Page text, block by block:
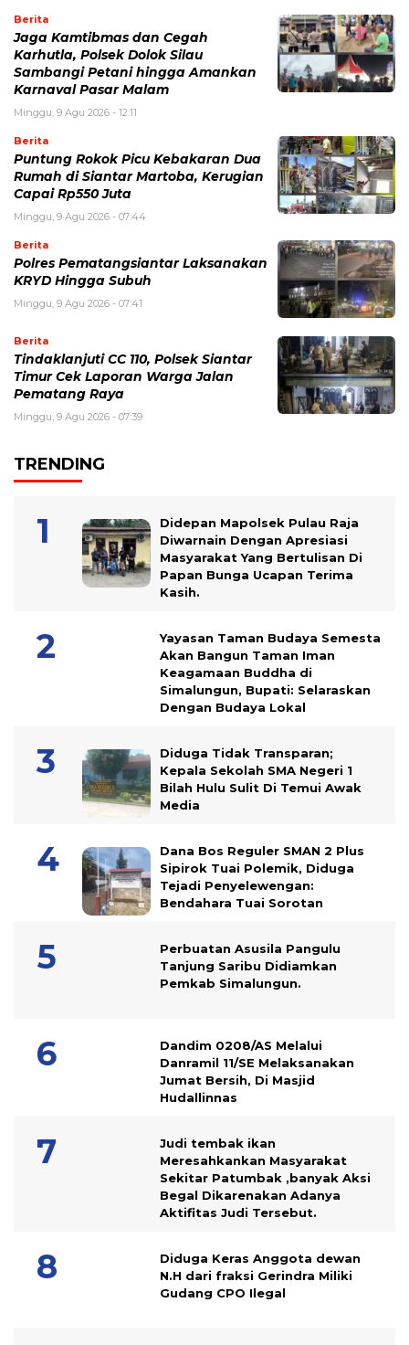
Berita
Jaga Kamtibmas dan Cegah
Karhutla, Polsek Dolok Silau
Sambangi Petani hingga Amankan
Karnaval Pasar Malam
Minggu, 9 Agu 2026 - 12:11
Berita
Puntung Rokok Picu Kebakaran Dua
Rumah di Siantar Martoba, Kerugian
Capai Rp550 Juta
Minggu, 9 Agu 2026 - 07:44
Berita
Polres Pematangsiantar Laksanakan
KRYD Hingga Subuh
Minggu, 9 Agu 2026 - 07:41
Berita
Tindaklanjuti CC 110, Polsek Siantar
Timur Cek Laporan Warga Jalan
Pematang Raya
Minggu, 9 Agu 2026 - 07:39
TRENDING
Didepan Mapolsek Pulau Raja
Diwarnain Dengan Apresiasi
Masyarakat Yang Bertulisan Di
Papan Bunga Ucapan Terima
Kasih.
Yayasan Taman Budaya Semesta
Akan Bangun Taman Iman
Keagamaan Buddha di
Simalungun, Bupati: Selaraskan
Dengan Budaya Lokal
Diduga Tidak Transparan;
Kepala Sekolah SMA Negeri 1
Bilah Hulu Sulit Di Temui Awak
Media
Dana Bos Reguler SMAN 2 Plus
Sipirok Tuai Polemik, Diduga
Tejadi Penyelewengan:
Bendahara Tuai Sorotan
Perbuatan Asusila Pangulu
Tanjung Saribu Didiamkan
Pemkab Simalungun.
Dandim 0208/AS Melalui
Danramil 11/SE Melaksanakan
Jumat Bersih, Di Masjid
Hudallinnas
Judi tembak ikan
Meresahkankan Masyarakat
Sekitar Patumbak ,banyak Aksi
Begal Dikarenakan Adanya
Aktifitas Judi Tersebut.
Diduga Keras Anggota dewan
N.H dari fraksi Gerindra Miliki
Gudang CPO Ilegal